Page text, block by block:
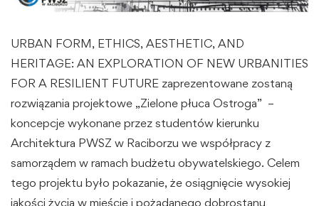
URBAN FORM, ETHICS, AESTHETIC, AND
HERITAGE: AN EXPLORATION OF NEW URBANITIES
FOR A RESILIENT FUTURE zaprezentowane zostaną
rozwiązania projektowe „Zielone płuca Ostroga” –
koncepcje wykonane przez studentów kierunku
Architektura PWSZ w Raciborzu we współpracy z
samorządem w ramach budżetu obywatelskiego. Celem
tego projektu było pokazanie, że osiągnięcie wysokiej
jakości życia w mieście i pożądanego dobrostanu